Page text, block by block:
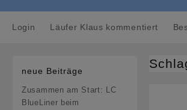
Login Läufer Klaus kommentiert
neue Beiträge
Zusammen am Start: LC
BlueLiner beim